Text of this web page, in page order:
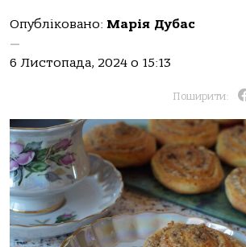
Опубліковано: Марія Дубас
—
6 Листопада, 2024 о 15:13
Поширити: